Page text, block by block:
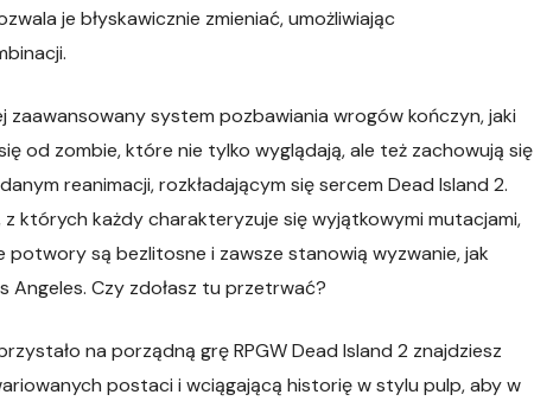
je błyskawicznie zmieniać, umożliwiając
zaawansowany system pozbawiania wrogów kończyn, jaki
od zombie, które nie tylko wyglądają, ale też zachowują się
reanimacji, rozkładającym się sercem Dead Island 2.
których każdy charakteryzuje się wyjątkowymi mutacjami,
potwory są bezlitosne i zawsze stanowią wyzwanie, jak
Angeles. Czy zdołasz tu przetrwać?
na porządną grę RPGW Dead Island 2 znajdziesz
postaci i wciągającą historię w stylu pulp, aby w